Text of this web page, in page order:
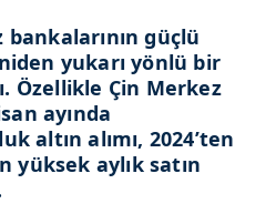
güçlü
yukarı yönlü bir
Özellikle Çin Merkez
ayında
altın alımı, 2024’ten
yüksek aylık satın